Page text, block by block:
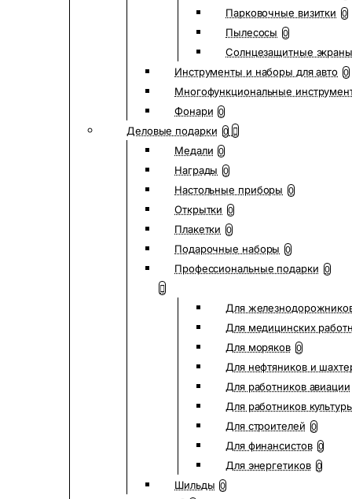
Парковочные визитки 0
Пылесосы 0
Солнцезащитные экраны
Инструменты и наборы для авто 0
Многофункциональные
Фонари 0
Деловые подарки 0
Медали 0
Награды 0
Настольные приборы 0
Открытки 0
Плакетки 0
Подарочные наборы 0
Профессиональные подарки 0
Для
Для медицинских
Для моряков 0
Для нефтяников и
Для работников авиации
Для работников
Для строителей 0
Для финансистов 0
Для энергетиков 0
Шильды 0